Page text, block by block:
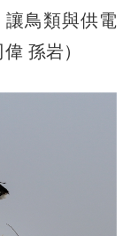
讓鳥類與供電
孫岩）